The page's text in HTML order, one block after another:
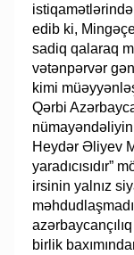
edib ki,
sadiq qalaraq
vətənpərvər
kimi
Qərbi
Heydər Əliyev
yaradıcısıdır”
irsinin yalnız
birlik